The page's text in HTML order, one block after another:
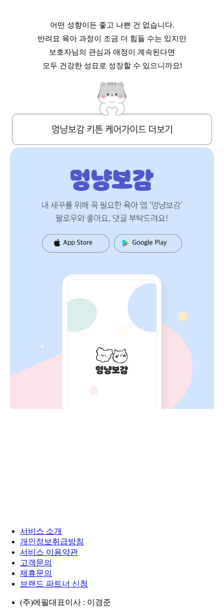
어떤 성향이든 좋고 나쁜 건 없습니다.
반려묘 육아 과정이 조금 더 힘들 수는 있지만
보호자님의 관심과 애정이 계속된다면
모두 건강한 성묘로 성장할 수 있으니까요!
서비스 소개
개인정보취급방침
서비스 이용약관
고객문의
제휴문의
브랜드 파트너 신청
(주)에필대표이사 : 이경준